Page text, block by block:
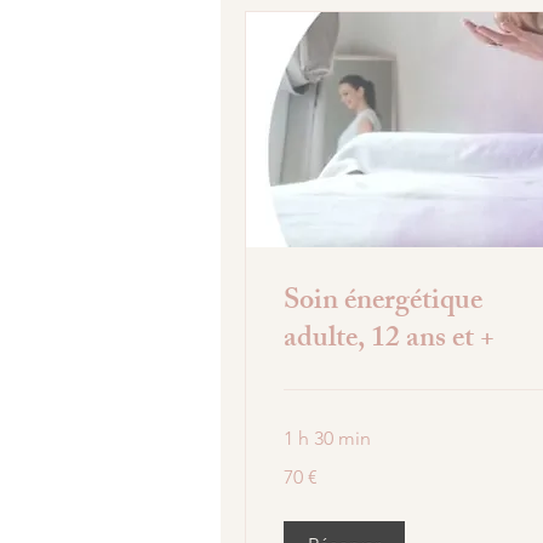
Soin énergétique
adulte, 12 ans et +
1 h 30 min
euros
70 €